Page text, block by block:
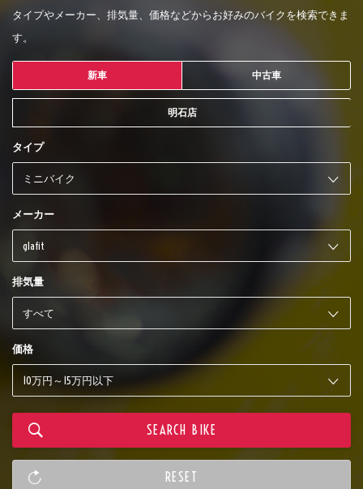
タイプやメーカー、排気量、価格などからお好みのバイクを検索できま
す。
新車 中古車
明石店
タイプ
メーカー
排気量
価格